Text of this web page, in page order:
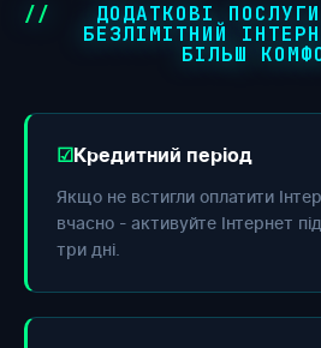
ДОДАТКОВІ
БЕЗЛІМІТНИЙ
БІЛЬШ
Кредитний період
Якщо не встигли оплатити
вчасно - активуйте Інтернет
три дні.